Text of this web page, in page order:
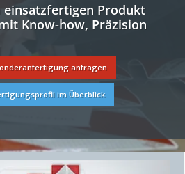
einsatzfertigen Produkt
Know-how, Präzision
anfragen
im Überblick